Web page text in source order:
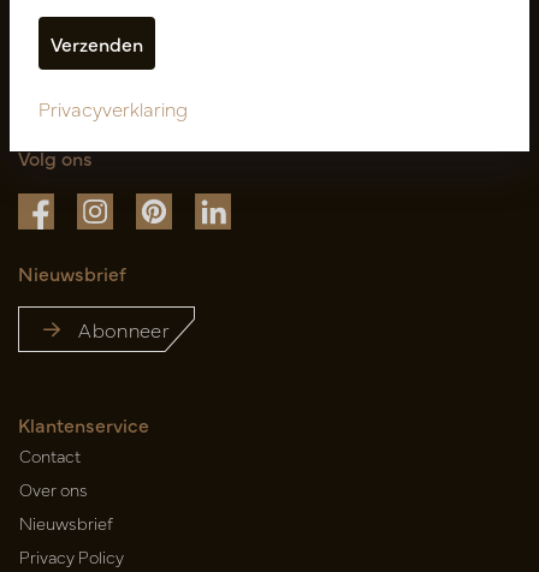
Volg ons
Nieuwsbrief
Abonneer
Klantenservice
Contact
Over ons
Nieuwsbrief
Privacy Policy
Privacyverklaring